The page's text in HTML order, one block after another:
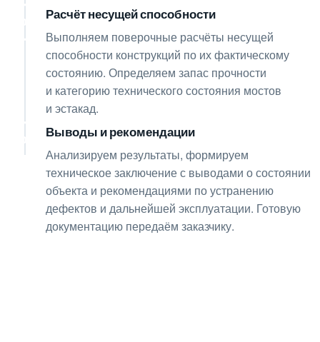
07
Расчёт несущей способности
Выполняем поверочные расчёты несущей
способности конструкций по их фактическому
состоянию. Определяем запас прочности
и категорию технического состояния мостов
и эстакад.
08
Выводы и рекомендации
Анализируем результаты, формируем
техническое заключение с выводами о состоянии
объекта и рекомендациями по устранению
дефектов и дальнейшей эксплуатации. Готовую
документацию передаём заказчику.